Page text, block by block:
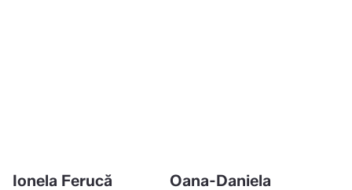
Ionela Ferucă
Oana-Daniela